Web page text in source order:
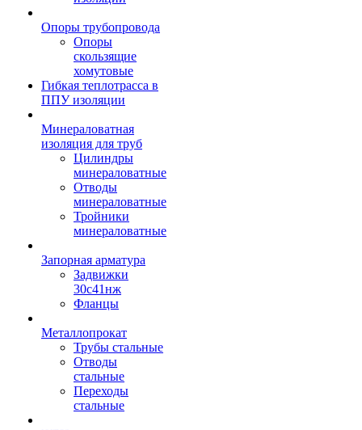
Опоры трубопровода
Опоры
скользящие
хомутовые
Гибкая теплотрасса в
ППУ изоляции
Минераловатная
изоляция для труб
Цилиндры
минераловатные
Отводы
минераловатные
Тройники
минераловатные
Запорная арматура
Задвижки
30с41нж
Фланцы
Металлопрокат
Трубы стальные
Отводы
стальные
Переходы
стальные